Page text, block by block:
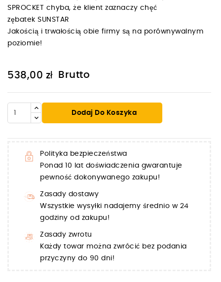
SPROCKET chyba, że klient zaznaczy chęć
zębatek SUNSTAR
Jakością i trwałością obie firmy są na porównywalnym
poziomie!
538,00 zł Brutto
Dodaj Do Koszyka
Polityka bezpieczeństwa
Ponad 10 lat doświadczenia gwarantuje
pewność dokonywanego zakupu!
Zasady dostawy
Wszystkie wysyłki nadajemy średnio w 24
godziny od zakupu!
Zasady zwrotu
Każdy towar można zwrócić bez podania
przyczyny do 90 dni!